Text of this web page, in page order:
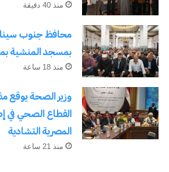
اكتشاف المزيد من
اشترك للحصول على أحدث
الإلكتروني.
منذ 40 دقيقة
محافظ جنوب
بمسجد المنشية
منذ 18 ساعة
وزير الصحة يوقع
القطاع الصحي في
المصرية التشادية
منذ 21 ساعة